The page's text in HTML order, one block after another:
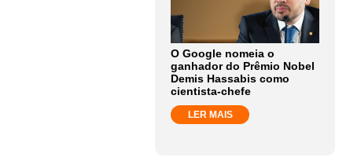
O Google nomeia o
ganhador do Prêmio Nobel
Demis Hassabis como
cientista-chefe
LER MAIS